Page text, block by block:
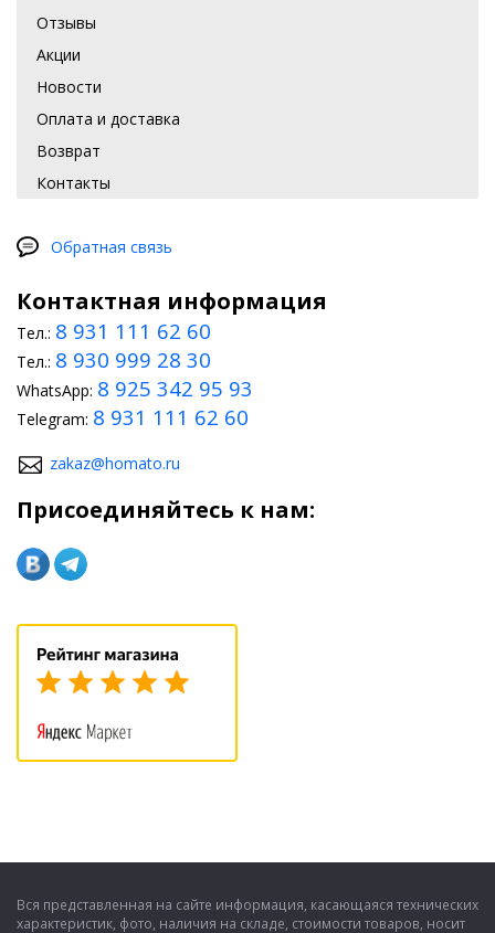
Отзывы
Акции
Новости
Оплата и доставка
Возврат
Контакты
Обратная связь
Контактная информация
Тел.: 8 931 111 62 60
Тел.: 8 930 999 28 30
WhatsApp: 8 925 342 95 93
Telegram: 8 931 111 62 60
zakaz@homato.ru
Присоединяйтесь к нам:
Вся представленная на сайте информация, касающаяся технических
характеристик, фото, наличия на складе, стоимости товаров, носит